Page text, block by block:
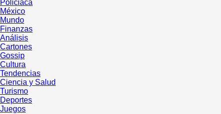
Policiaca
México
Mundo
Finanzas
Análisis
Cartones
Gossip
Cultura
Tendencias
Ciencia y Salud
Turismo
Deportes
Juegos